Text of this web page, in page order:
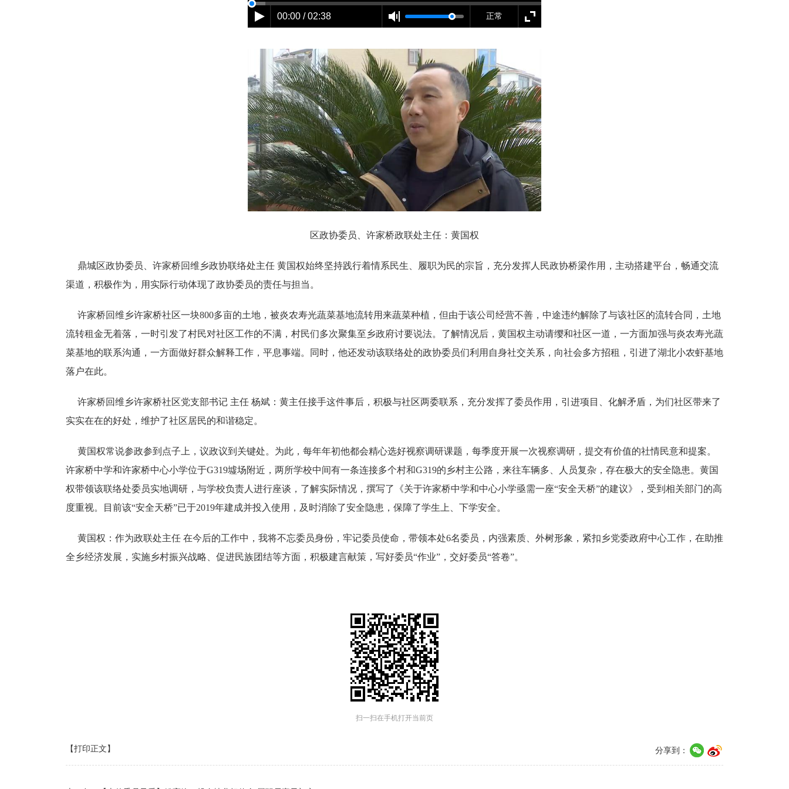
00:00 / 02:38 正常
区政协委员、许家桥政联处主任：黄国权
鼎城区政协委员、许家桥回维乡政协联络处主任 黄国权始终坚持践行着情系民生、履职为民的宗旨，充分发挥人民政协桥梁作用，主动搭建平台，畅通交流
渠道，积极作为，用实际行动体现了政协委员的责任与担当。
许家桥回维乡许家桥社区一块800多亩的土地，被炎农寿光蔬菜基地流转用来蔬菜种植，但由于该公司经营不善，中途违约解除了与该社区的流转合同，土地
流转租金无着落，一时引发了村民对社区工作的不满，村民们多次聚集至乡政府讨要说法。了解情况后，黄国权主动请缨和社区一道，一方面加强与炎农寿光蔬
菜基地的联系沟通，一方面做好群众解释工作，平息事端。同时，他还发动该联络处的政协委员们利用自身社交关系，向社会多方招租，引进了湖北小农虾基地
落户在此。
许家桥回维乡许家桥社区党支部书记 主任 杨斌：黄主任接手这件事后，积极与社区两委联系，充分发挥了委员作用，引进项目、化解矛盾，为们社区带来了
实实在在的好处，维护了社区居民的和谐稳定。
黄国权常说参政参到点子上，议政议到关键处。为此，每年年初他都会精心选好视察调研课题，每季度开展一次视察调研，提交有价值的社情民意和提案。
许家桥中学和许家桥中心小学位于G319墟场附近，两所学校中间有一条连接多个村和G319的乡村主公路，来往车辆多、人员复杂，存在极大的安全隐患。黄国
权带领该联络处委员实地调研，与学校负责人进行座谈，了解实际情况，撰写了《关于许家桥中学和中心小学亟需一座“安全天桥”的建议》，受到相关部门的高
度重视。目前该“安全天桥”已于2019年建成并投入使用，及时消除了安全隐患，保障了学生上、下学安全。
黄国权：作为政联处主任 在今后的工作中，我将不忘委员身份，牢记委员使命，带领本处6名委员，内强素质、外树形象，紧扣乡党委政府中心工作，在助推
全乡经济发展，实施乡村振兴战略、促进民族团结等方面，积极建言献策，写好委员“作业”，交好委员“答卷”。
扫一扫在手机打开当前页
分享到：
【打印正文】